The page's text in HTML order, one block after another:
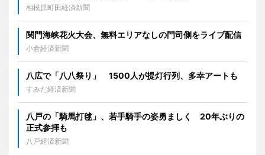
相模原町田経済新聞
関門海峡花火大会、無料エリアなしの門司側をライブ配信
小倉経済新聞
八広で「八八祭り」 1500人が提灯行列、多幸アートも
すみだ経済新聞
八戸の「騎馬打毬」、若手騎手の姿勇ましく 20年ぶりの
正式参拝も
八戸経済新聞